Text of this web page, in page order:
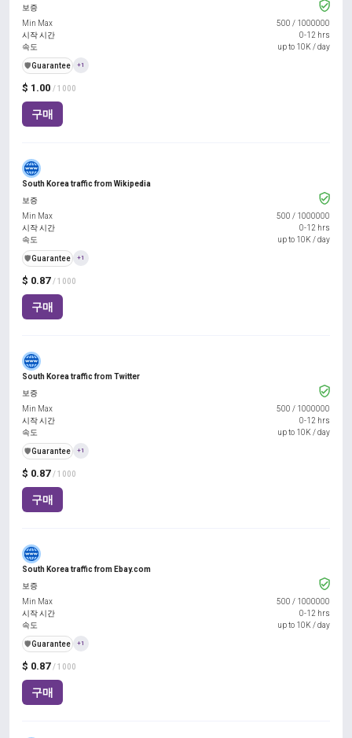
$ 1.00 / 1000
구매
보증
Min Max
500 / 1000000
시작 시간
0-12 hrs
속도
up to 10K / day
️🛡️Guarantee +1
South Korea traffic from Wikipedia
$ 0.87 / 1000
구매
보증
Min Max
500 / 1000000
시작 시간
0-12 hrs
속도
up to 10K / day
️🛡️Guarantee +1
South Korea traffic from Twitter
$ 0.87 / 1000
구매
보증
Min Max
500 / 1000000
시작 시간
0-12 hrs
속도
up to 10K / day
️🛡️Guarantee +1
South Korea traffic from Ebay.com
$ 0.87 / 1000
구매
보증
Min Max
500 / 1000000
시작 시간
0-12 hrs
속도
up to 10K / day
️🛡️Guarantee +1